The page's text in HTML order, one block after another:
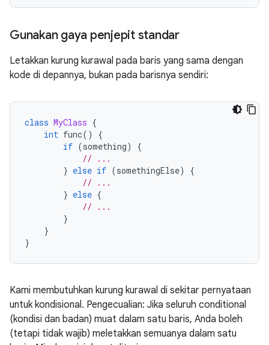
Gunakan gaya penjepit standar
Letakkan kurung kurawal pada baris yang sama dengan
kode di depannya, bukan pada barisnya sendiri:
class MyClass {
int func()
{
if (something)
{
// ...
} else if (somethingElse)
{
// ...
} else {
// ...
}
}
}
Kami membutuhkan kurung kurawal di sekitar pernyataan
untuk kondisional. Pengecualian: Jika seluruh conditional
(kondisi dan badan) muat dalam satu baris, Anda boleh
(tetapi tidak wajib) meletakkan semuanya dalam satu